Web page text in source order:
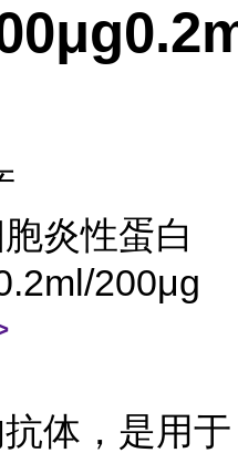
炎性蛋白
200μg
体，是用于